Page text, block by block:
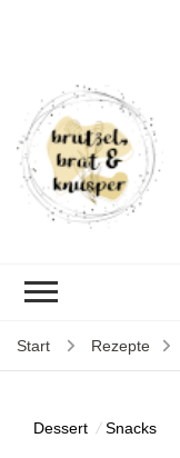
Start Rezepte
Dessert Snacks